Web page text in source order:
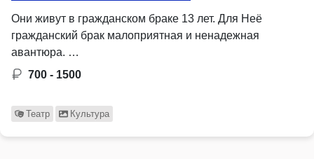
Они живут в гражданском браке 13 лет. Для Неё
гражданский брак малоприятная и ненадежная
авантюра. …
700 - 1500
Театр Культура